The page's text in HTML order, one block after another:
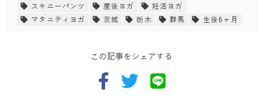
スキニーパンツ
産後ヨガ
妊活ヨガ
マタニティヨガ
茨城 栃木 群馬 生後6ヶ月
この記事をシェアする